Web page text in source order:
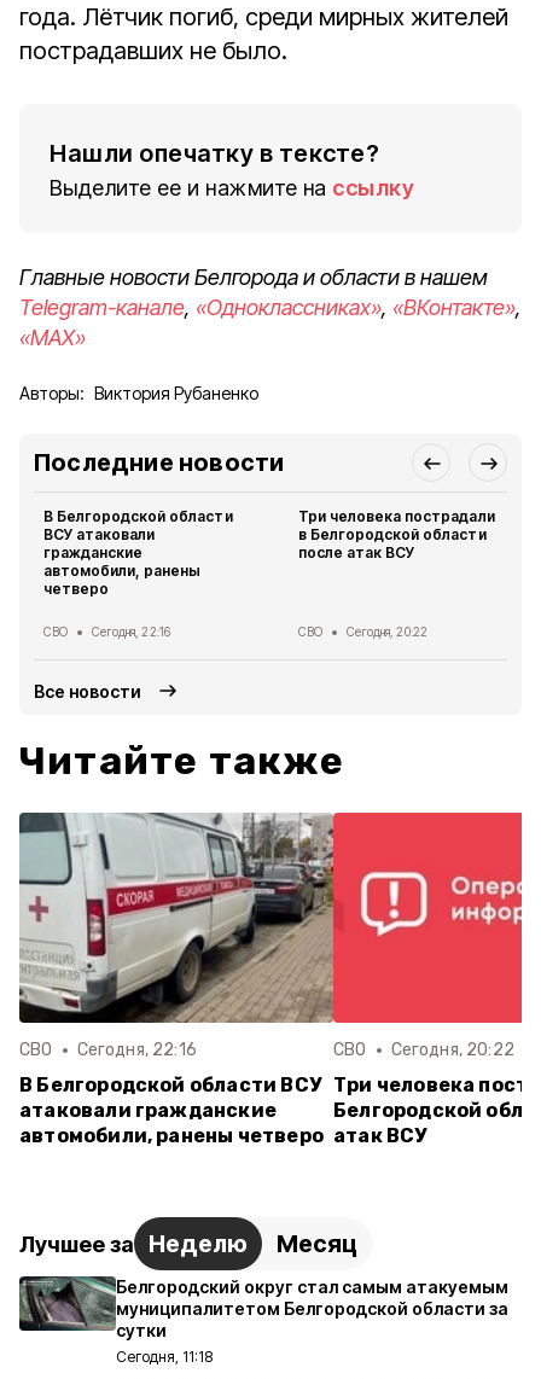
года. Лётчик погиб, среди мирных жителей
пострадавших не было.
Нашли опечатку в тексте?
Выделите ее и нажмите на ссылку
Главные новости Белгорода и области в нашем
Telegram-канале, «Одноклассниках», «ВКонтакте»,
«MAX»
Авторы: Виктория Рубаненко
Последние новости
В Белгородской области
ВСУ атаковали
гражданские
автомобили, ранены
четверо
СВО Сегодня, 22:16
Три человека пострадали
в Белгородской области
после атак ВСУ
СВО Сегодня, 20:22
Все новости
Читайте также
СВО Сегодня, 22:16
В Белгородской области ВСУ
атаковали гражданские
автомобили, ранены четверо
СВО Сегодня, 20:22
Три человека
Белгородской
атак ВСУ
Лучшее за Неделю Месяц
Белгородский округ стал самым атакуемым
муниципалитетом Белгородской области за
сутки
Сегодня, 11:18